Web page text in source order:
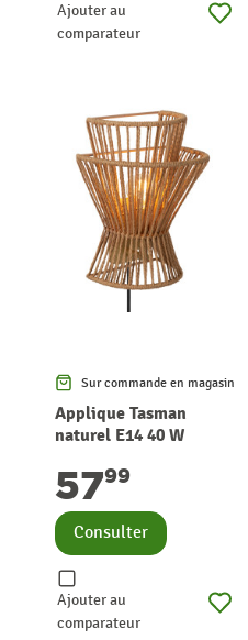
Ajouter au
comparateur
Sur commande en magasin
Applique Tasman
naturel E14 40 W
5799
Consulter
Ajouter au
comparateur